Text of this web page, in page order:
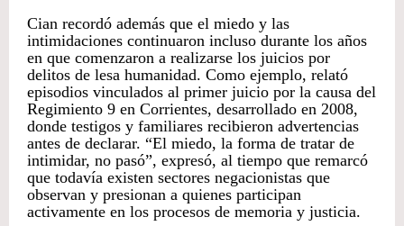
Cian recordó además que el miedo y las
intimidaciones continuaron incluso durante los años
en que comenzaron a realizarse los juicios por
delitos de lesa humanidad. Como ejemplo, relató
episodios vinculados al primer juicio por la causa del
Regimiento 9 en Corrientes, desarrollado en 2008,
donde testigos y familiares recibieron advertencias
antes de declarar. “El miedo, la forma de tratar de
intimidar, no pasó”, expresó, al tiempo que remarcó
que todavía existen sectores negacionistas que
observan y presionan a quienes participan
activamente en los procesos de memoria y justicia.